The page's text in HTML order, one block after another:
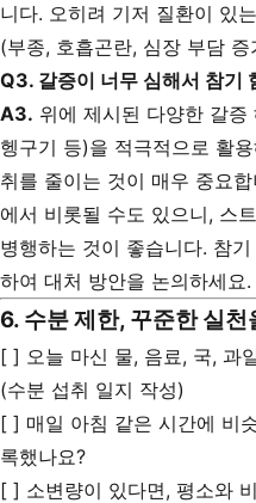
니다. 오히려 기저 질환이 있
(부종, 호흡곤란, 심장 부담
Q3. 갈증이 너무 심해서 참기
A3. 위에 제시된 다양한 갈
헹구기 등)을 적극적으로 활
취를 줄이는 것이 매우 중요
에서 비롯될 수도 있으니, 스
병행하는 것이 좋습니다. 참
하여 대처 방안을 논의하세요.
6. 수분 제한, 꾸준한 실
[ ] 오늘 마신 물, 음료, 국, 과
(수분 섭취 일지 작성)
[ ] 매일 아침 같은 시간에 비
록했나요?
[ ] 소변량이 있다면, 평소와